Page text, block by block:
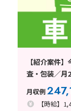
【紹介案件
査・包装／月
月収例
【時給】